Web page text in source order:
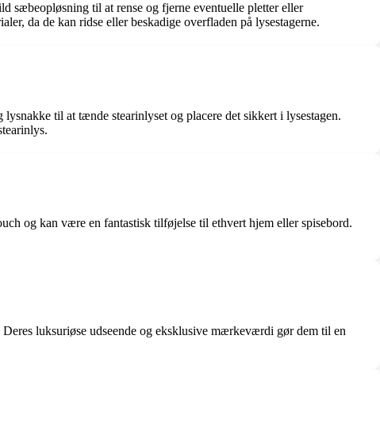
sæbeopløsning til at rense og fjerne eventuelle pletter eller
da de kan ridse eller beskadige overfladen på lysestagerne.
til at tænde stearinlyset og placere det sikkert i lysestagen.
og kan være en fantastisk tilføjelse til ethvert hjem eller spisebord.
luksuriøse udseende og eksklusive mærkeværdi gør dem til en